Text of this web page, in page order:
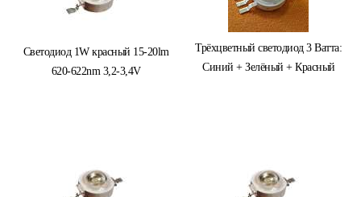
Светодиод 1W красный 15-20lm
620-622nm 3,2-3,4V
Трёхцветный светодиод 3 Ватта:
Синий + Зелёный + Красный